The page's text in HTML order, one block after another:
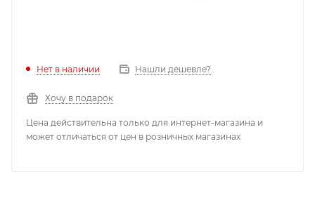
Нет в наличии Нашли дешевле?
Хочу в подарок
Цена действительна только для интернет-магазина и
может отличаться от цен в розничных магазинах